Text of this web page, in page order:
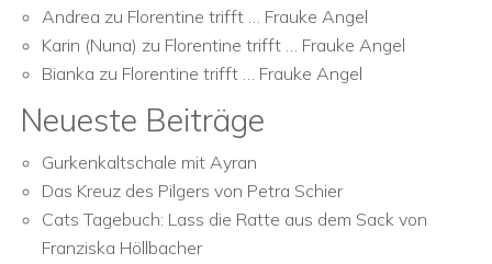
Andrea zu Florentine trifft … Frauke Angel
Karin (Nuna) zu Florentine trifft … Frauke Angel
Bianka zu Florentine trifft … Frauke Angel
Neueste Beiträge
Gurkenkaltschale mit Ayran
Das Kreuz des Pilgers von Petra Schier
Cats Tagebuch: Lass die Ratte aus dem Sack von
Franziska Höllbacher